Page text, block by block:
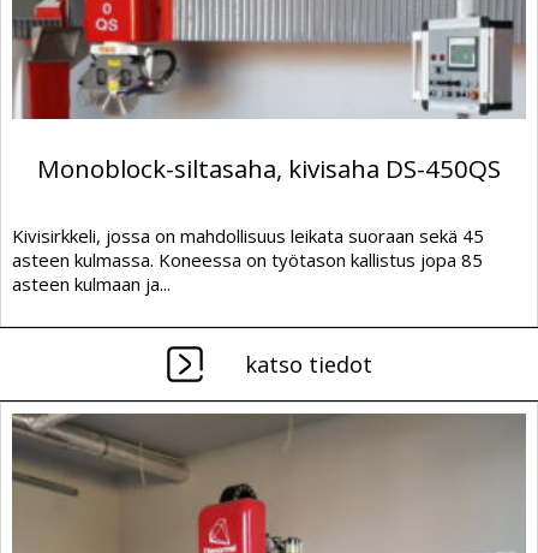
Monoblock-siltasaha, kivisaha DS-450QS
Kivisirkkeli, jossa on mahdollisuus leikata suoraan sekä 45
asteen kulmassa. Koneessa on työtason kallistus jopa 85
asteen kulmaan ja...
katso tiedot